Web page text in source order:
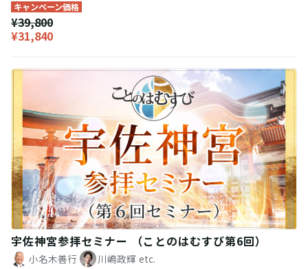
キャンペーン価格
¥39,800
¥31,840
宇佐神宮参拝セミナー （ことのはむすび第6回）
小名木善行 川嶋政輝 etc.